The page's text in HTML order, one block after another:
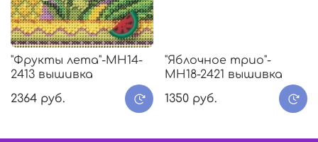
"Фрукты лета"-MH14-
2413 вышивка
2364 руб.
"Яблочное трио"-
МH18-2421 вышивка
1350 руб.